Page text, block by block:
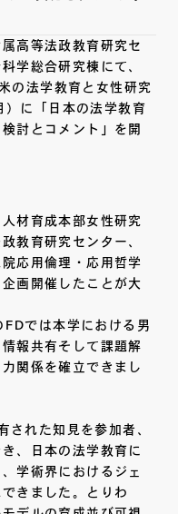
高等法政教育研究セ
学総合研究棟にて、
の法学教育と女性研究
に「日本の法学教育
討とコメント」を開
材育成本部女性研究
教育研究センター、
応用倫理・応用哲学
画開催したことが大
では本学における男
報共有そして課題解
関係を確立できまし
れた知見を参加者、
、日本の法学教育に
学術界におけるジェ
きました。とりわ